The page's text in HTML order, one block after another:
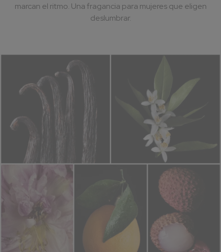
marcan el ritmo. Una fragancia para mujeres que eligen
deslumbrar.